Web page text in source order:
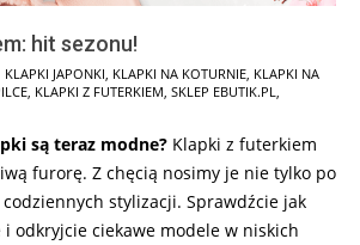
hit sezonu!
KLAPKI JAPONKI KLAPKI NA KOTURNIE KLAPKI NA
KLAPKI Z FUTERKIEM SKLEP EBUTIK.PL
są teraz modne? Klapki z futerkiem
furorę. Z chęcią nosimy je nie tylko po
stylizacji. Sprawdźcie jak
i odkryjcie ciekawe modele w niskich